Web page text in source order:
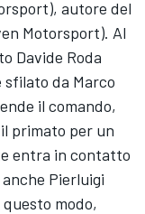
autore del
Motorsport). Al
Davide Roda
sfilato da Marco
il comando,
primato per un
entra in contatto
Pierluigi
modo,